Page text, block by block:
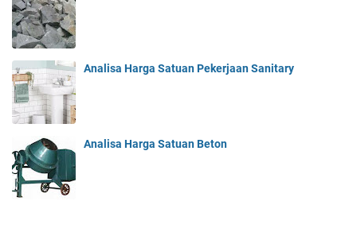
Analisa Harga Satuan Pekerjaan Sanitary
Analisa Harga Satuan Beton